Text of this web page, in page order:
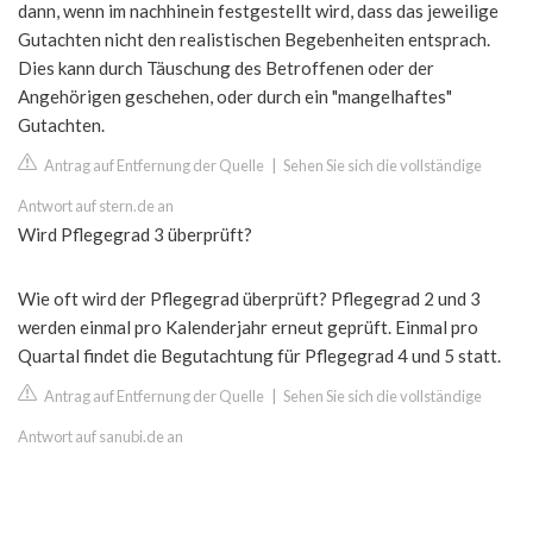
dann, wenn im nachhinein festgestellt wird, dass das jeweilige
Gutachten nicht den realistischen Begebenheiten entsprach.
Dies kann durch Täuschung des Betroffenen oder der
Angehörigen geschehen, oder durch ein "mangelhaftes"
Gutachten.
Antrag auf Entfernung der Quelle Sehen Sie sich die vollständige
Antwort auf stern.de an
Wird Pflegegrad 3 überprüft?
Wie oft wird der Pflegegrad überprüft? Pflegegrad 2 und 3
werden einmal pro Kalenderjahr erneut geprüft. Einmal pro
Quartal findet die Begutachtung für Pflegegrad 4 und 5 statt.
Antrag auf Entfernung der Quelle Sehen Sie sich die vollständige
Antwort auf sanubi.de an